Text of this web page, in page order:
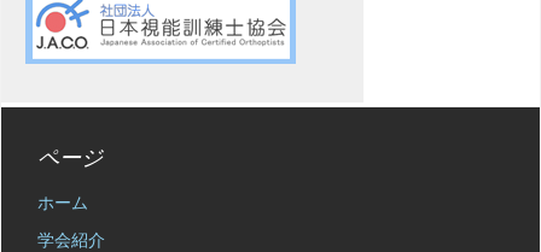
ページ
ホーム
学会紹介